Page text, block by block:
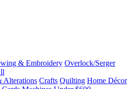
& Embroidery Overlock/Serger
Alterations Crafts Quilting Home Décor